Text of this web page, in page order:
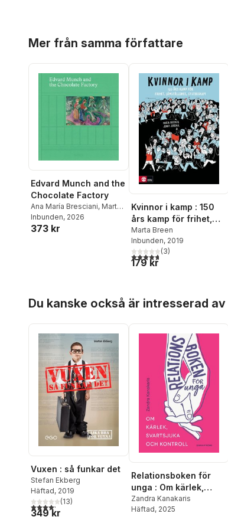
Mer från samma författare
Edvard Munch and the
Chocolate Factory
Ana María Bresciani, Marta
Breen,Per Petterson
Chipo Dendere
Inbunden, 2026
373 kr
Kvinnor i kamp : 150
års kamp för frihet,
jämställdhet &
systerskap
Marta Breen
Inbunden, 2019
4,7utav 5 stjärnor. Totalt
(3)
179 kr
Du kanske också är intresserad av
Vuxen : så funkar det
Stefan Ekberg
Häftad, 2019
4,2utav 5 stjärnor. Totalt antal röster:
(13)
349 kr
Relationsboken för
unga : Om kärlek,
svartsjuka och
kontroll
Zandra Kanakaris
Häftad, 2025